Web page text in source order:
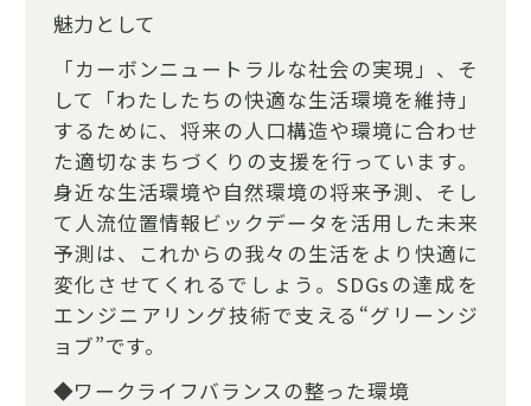
魅力として
「カーボンニュートラルな社会の実現」、そ
して「わたしたちの快適な生活環境を維持」
するために、将来の人口構造や環境に合わせ
た適切なまちづくりの支援を行っています。
身近な生活環境や自然環境の将来予測、そし
て人流位置情報ビックデータを活用した未来
予測は、これからの我々の生活をより快適に
変化させてくれるでしょう。SDGsの達成を
エンジニアリング技術で支える“グリーンジ
ョブ”です。
◆ワークライフバランスの整った環境